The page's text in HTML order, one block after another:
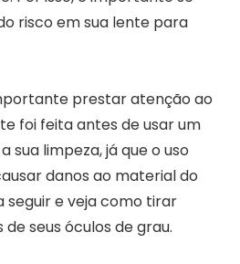
risco em sua lente para
prestar atenção ao
foi feita antes de usar um
sua limpeza, já que o uso
danos ao material do
seguir e veja como tirar
seus óculos de grau.